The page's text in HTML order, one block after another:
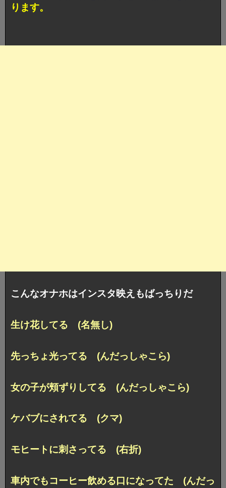
ります。
こんなオナホはインスタ映えもばっちりだ
生け花してる (名無し)
先っちょ光ってる (んだっしゃこら)
女の子が頬ずりしてる (んだっしゃこら)
ケバブにされてる (クマ)
モヒートに刺さってる (右折)
車内でもコーヒー飲める口になってた (んだっ